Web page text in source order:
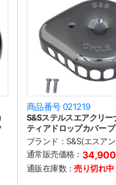
商品番号 021219
S&Sステルスエアクリー
ティアドロップカバー
ブランド： S&S(エスア
通常販売価格： 34,900
通販在庫数：売り切れ中